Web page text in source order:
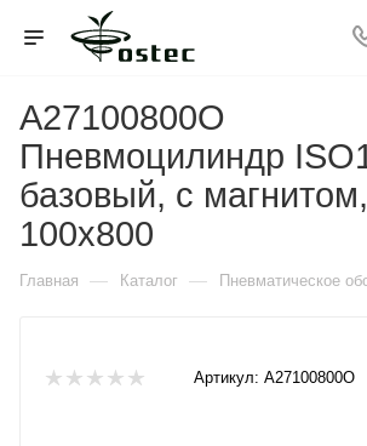
A27100800O
Пневмоцилиндр
базовый, с магнитом,
100x800
Главная — Каталог — Пневматическое
Артикул: A27100800O